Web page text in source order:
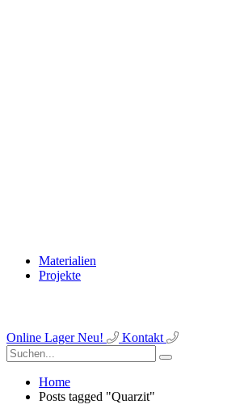
Materialien
Projekte
Online LagerNeu! Kontakt
Home
Posts tagged "Quarzit"